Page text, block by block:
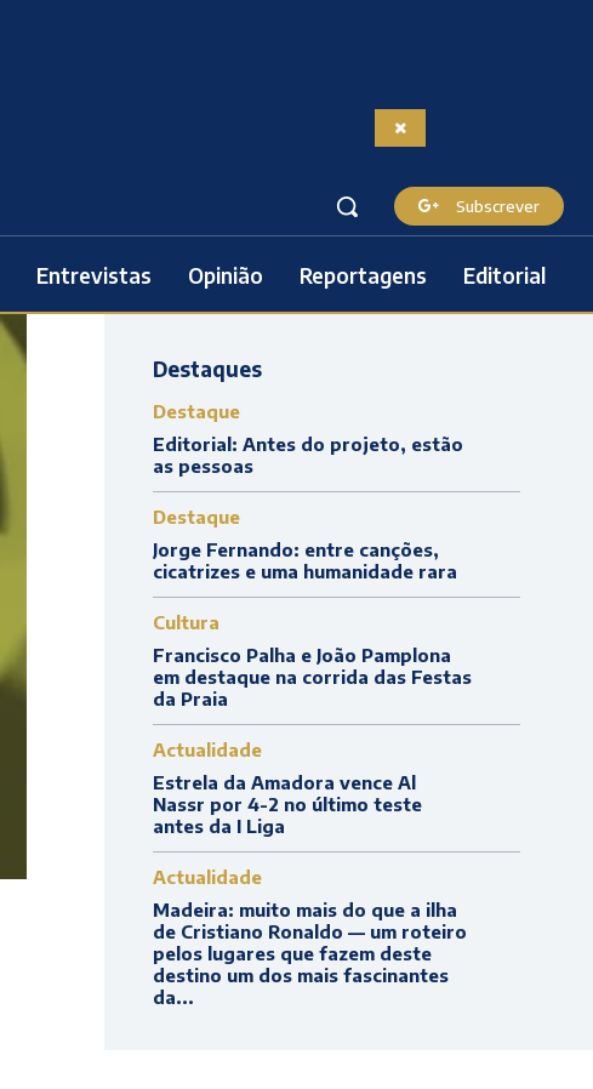
Subscrever
Entrevistas Opinião Reportagens Editorial
Destaques
Destaque
Editorial: Antes do projeto, estão
as pessoas
Destaque
Jorge Fernando: entre canções,
cicatrizes e uma humanidade rara
Cultura
Francisco Palha e João Pamplona
em destaque na corrida das Festas
da Praia
Actualidade
Estrela da Amadora vence Al
Nassr por 4-2 no último teste
antes da I Liga
Actualidade
Madeira: muito mais do que a ilha
de Cristiano Ronaldo — um roteiro
pelos lugares que fazem deste
destino um dos mais fascinantes
da...